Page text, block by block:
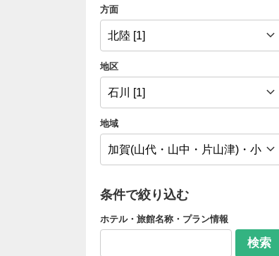
方面
地区
地域
条件で絞り込む
ホテル・旅館名称・プラン情報
検索